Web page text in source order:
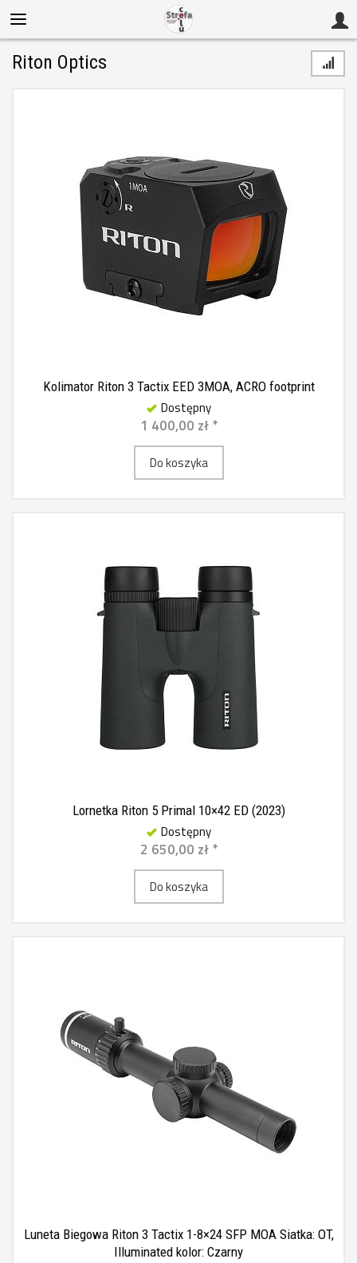
Riton Optics
Kolimator Riton 3 Tactix EED 3MOA, ACRO footprint
Dostępny
1 400,00 zł *
Do koszyka
Lornetka Riton 5 Primal 10×42 ED (2023)
Dostępny
2 650,00 zł *
Do koszyka
Luneta Biegowa Riton 3 Tactix 1-8×24 SFP MOA Siatka: OT,
Illuminated kolor: Czarny